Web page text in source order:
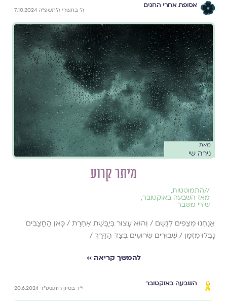
אסופת אחרי החגים
ה׳ בתשרי ה׳תשפ״ה 7.10.2024
מאת
נירה שי
מיתר קרוע
//התמוטטות,
מאז השבעה באוקטובר,
שירי משבר
אֲנַחְנוּ מְצַפִּים לְגֶשֶׁם / וְהוּא עָצוּר בְּיַבֶּשֶׁת אַחֶרֶת / כָּאן הַחֲצָבִים
נָבְלוּ מִזְּמַן / שְׁבוּרִים שְׂרוּעִים בְּצַד הַדֶּרֶךְ /
להמשך קריאה ››
השבעה באוקטובר
י״ד בסיון ה׳תשפ״ד 20.6.2024